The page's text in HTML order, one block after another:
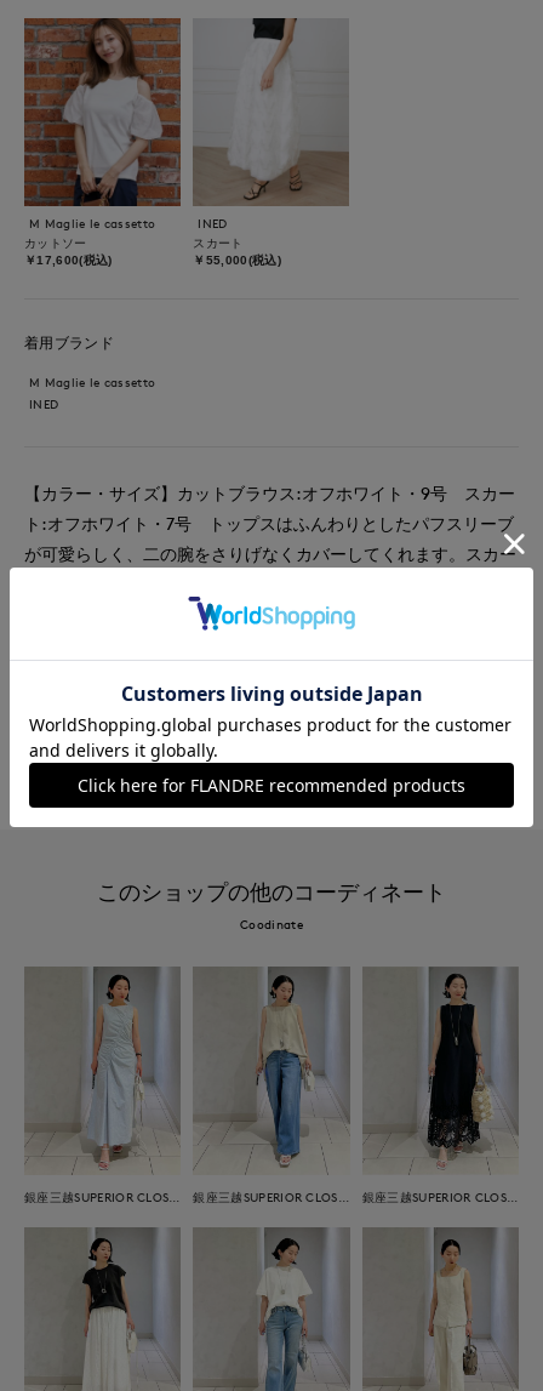
M Maglie le cassetto
カットソー
￥17,600(税込)
INED
スカート
￥55,000(税込)
着用ブランド
M Maglie le cassetto
INED
【カラー・サイズ】カットブラウス:オフホワイト・9号 スカー
ト:オフホワイト・7号 トップスはふんわりとしたパフスリーブ
が可愛らしく、二の腕をさりげなくカバーしてくれます。スカー
れて可愛らしい印象に。上品でリッチな雰囲気も楽しめます。
#デート #ウォッシャブル #イージーケア
#コットン #フェミニン #骨格ウェーブ
このショップの他のコーディネート
Coodinate